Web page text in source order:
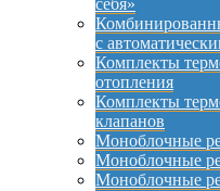
себя»
с
Комплекты
отопления
Комплекты
клапанов
Моноблочные
Моноблочные
Моноблочные